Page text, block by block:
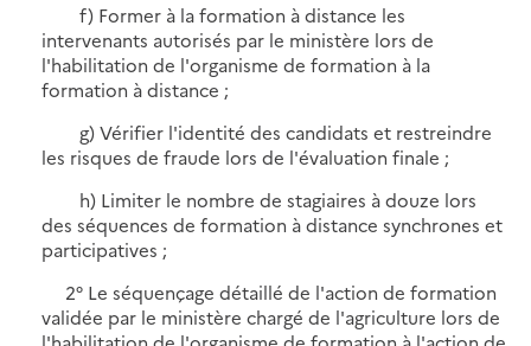
f) Former à la formation à distance les
intervenants autorisés par le ministère lors de
l'habilitation de l'organisme de formation à la
formation à distance ;
g) Vérifier l'identité des candidats et restreindre
les risques de fraude lors de l'évaluation finale ;
h) Limiter le nombre de stagiaires à douze lors
des séquences de formation à distance synchrones et
participatives ;
2° Le séquençage détaillé de l'action de formation
validée par le ministère chargé de l'agriculture lors de